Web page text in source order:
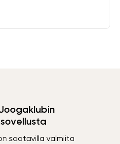
saatavilla valmiita